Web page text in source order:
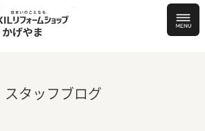
スタッフブログ